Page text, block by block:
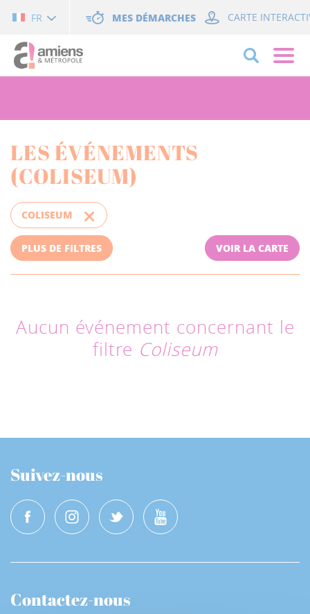
FR MES DÉMARCHES CARTE
LES ÉVÉNEMENTS
(COLISEUM)
COLISEUM
PLUS DE FILTRES VOIR LA CARTE
Aucun événement concernant le
filtre Coliseum
Suivez-nous
Contactez-nous